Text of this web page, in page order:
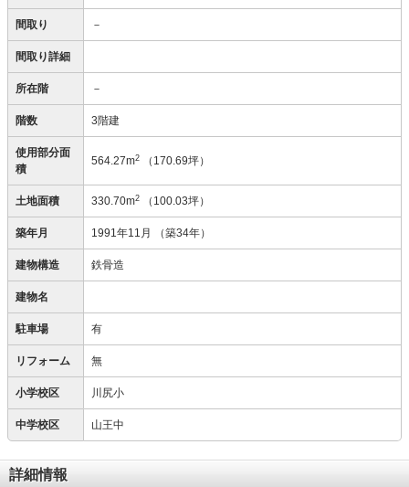
間取り －
間取り詳細
所在階 －
階数 3階建
使用部分面
積
564.27m2 （170.69坪）
土地面積 330.70m2 （100.03坪）
築年月 1991年11月 （築34年）
建物構造 鉄骨造
建物名
駐車場 有
リフォーム 無
小学校区 川尻小
中学校区 山王中
詳細情報